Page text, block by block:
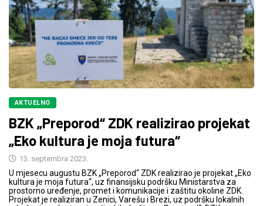
AKTUELNO
BZK „Preporod“ ZDK realizirao projekat
„Eko kultura je moja futura“
13. septembra 2023.
U mjesecu augustu BZK „Preporod“ ZDK realizirao je projekat „Eko
kultura je moja futura“, uz finansijsku podršku Ministarstva za
prostorno uređenje, promet i komunikacije i zaštitu okoline ZDK.
Projekat je realiziran u Zenici, Varešu i Brezi, uz podršku lokalnih